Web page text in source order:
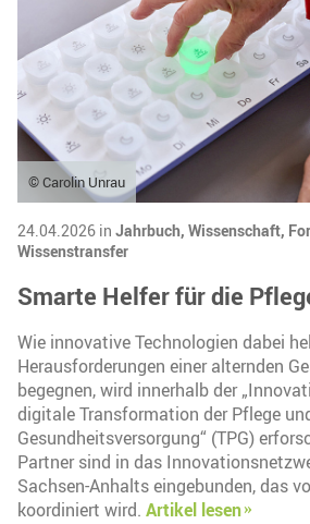
© Carolin Unrau
24.04.2026 in Jahrbuch, Wissenschaft,
Wissenstransfer
Smarte Helfer für die
Wie innovative Technologien dabei
Herausforderungen einer alternden
begegnen, wird innerhalb der
digitale Transformation der Pflege
Gesundheitsversorgung“ (TPG)
Partner sind in das
Sachsen-Anhalts eingebunden, das
koordiniert wird. Artikel lesen